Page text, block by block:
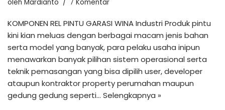
oleh Mardianto 7 Komentar
KOMPONEN REL PINTU GARASI WINA Industri Produk pintu
kini kian meluas dengan berbagai macam jenis bahan
serta model yang banyak, para pelaku usaha inipun
menawarkan banyak pilihan sistem operasional serta
teknik pemasangan yang bisa dipilih user, developer
ataupun kontraktor property perumahan maupun
gedung gedung seperti… Selengkapnya »